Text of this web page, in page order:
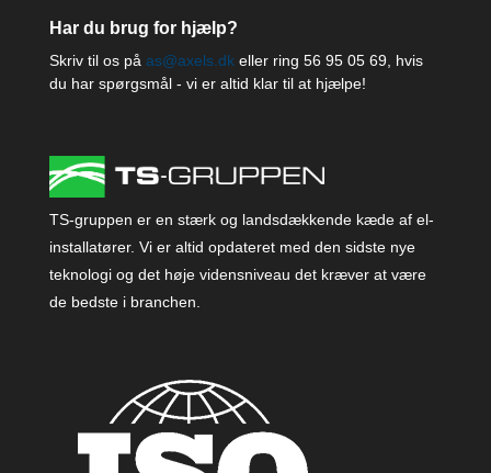
Har du brug for hjælp?
Skriv til os på as@axels.dkeller ring 56 95 05 69, hvis
du har spørgsmål - vi er altid klar til at hjælpe!
TS-gruppen er en stærk og landsdækkende kæde af el-
installatører. Vi er altid opdateret med den sidste nye
teknologi og det høje vidensniveau det kræver at være
de bedste i branchen.